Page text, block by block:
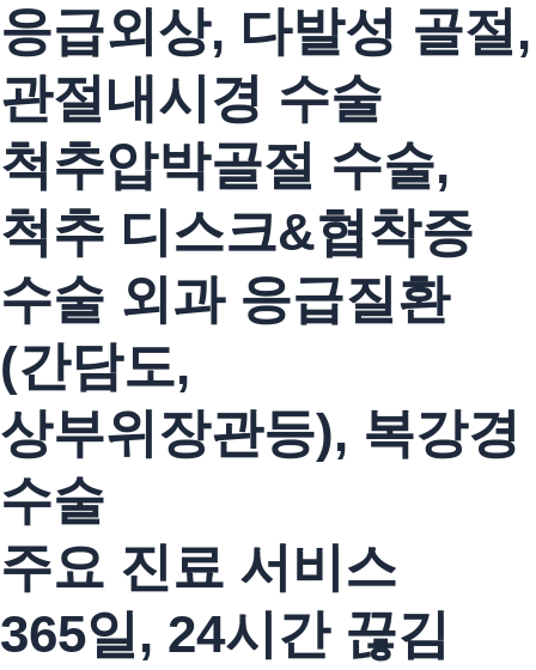
응급외상, 다발성 골절,
관절내시경 수술
척추압박골절 수술,
척추 디스크&협착증
수술 외과 응급질환
(간담도,
상부위장관등), 복강경
수술
주요 진료 서비스
365일, 24시간 끊김